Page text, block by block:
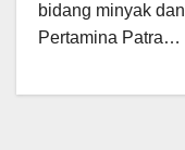
bidang minyak
Pertamina Patra…